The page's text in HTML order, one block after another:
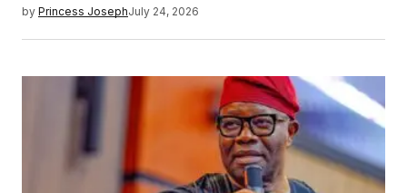
by Princess JosephJuly 24, 2026